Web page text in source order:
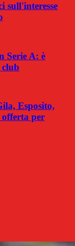
sull'interesse
Serie A: è
Esposito,
offerta per